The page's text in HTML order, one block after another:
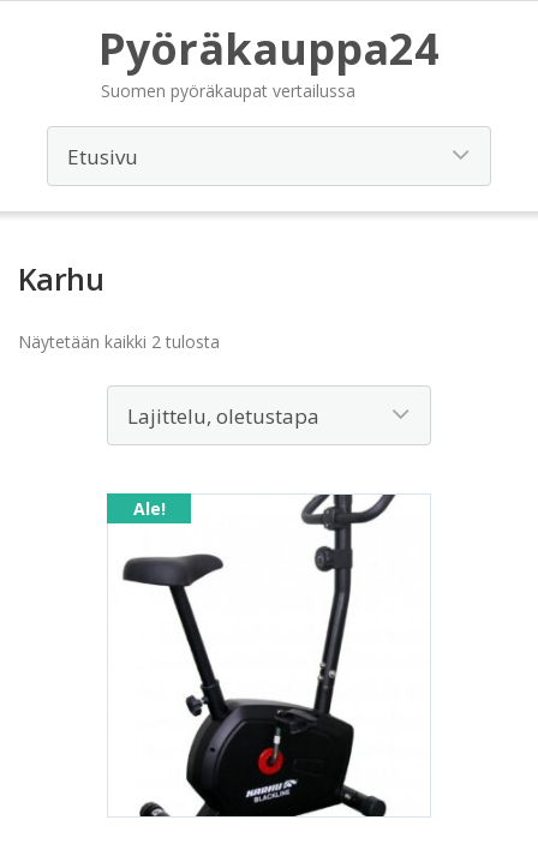
Pyöräkauppa24
Suomen pyöräkaupat vertailussa
Karhu
Näytetään kaikki 2 tulosta
Ale!